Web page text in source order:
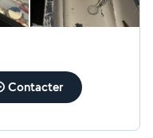
Contacter